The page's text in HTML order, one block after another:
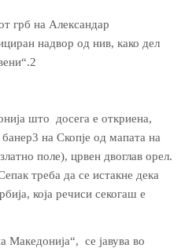
грб на Алек­­сандар
надвор од нив, како дел
што досега е откриена,
на Скопје од мапата на
поле), црвен двоглав орел.
треба да се истакне дека
која речиси секогаш е
Македонија“, се јавува во